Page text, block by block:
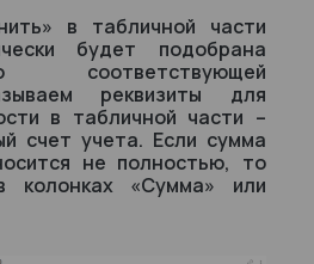
в табличной части
будет подобрана
реквизиты для
в табличной части –
счет учета. Если сумма
не полностью, то
колонках «Сумма» или